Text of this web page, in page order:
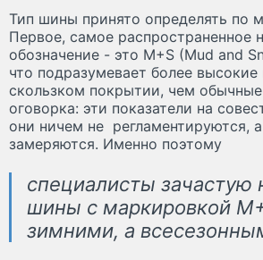
Тип шины принято определять по
Первое, самое распространенное
обозначение - это M+S (Mud and
что подразумевает более высокие
скользком покрытии, чем
оговорка: эти показатели на
они ничем не регламентируются,
замеряются. Именно поэтому
специалисты зачастую
шины с маркировкой
зимними, а